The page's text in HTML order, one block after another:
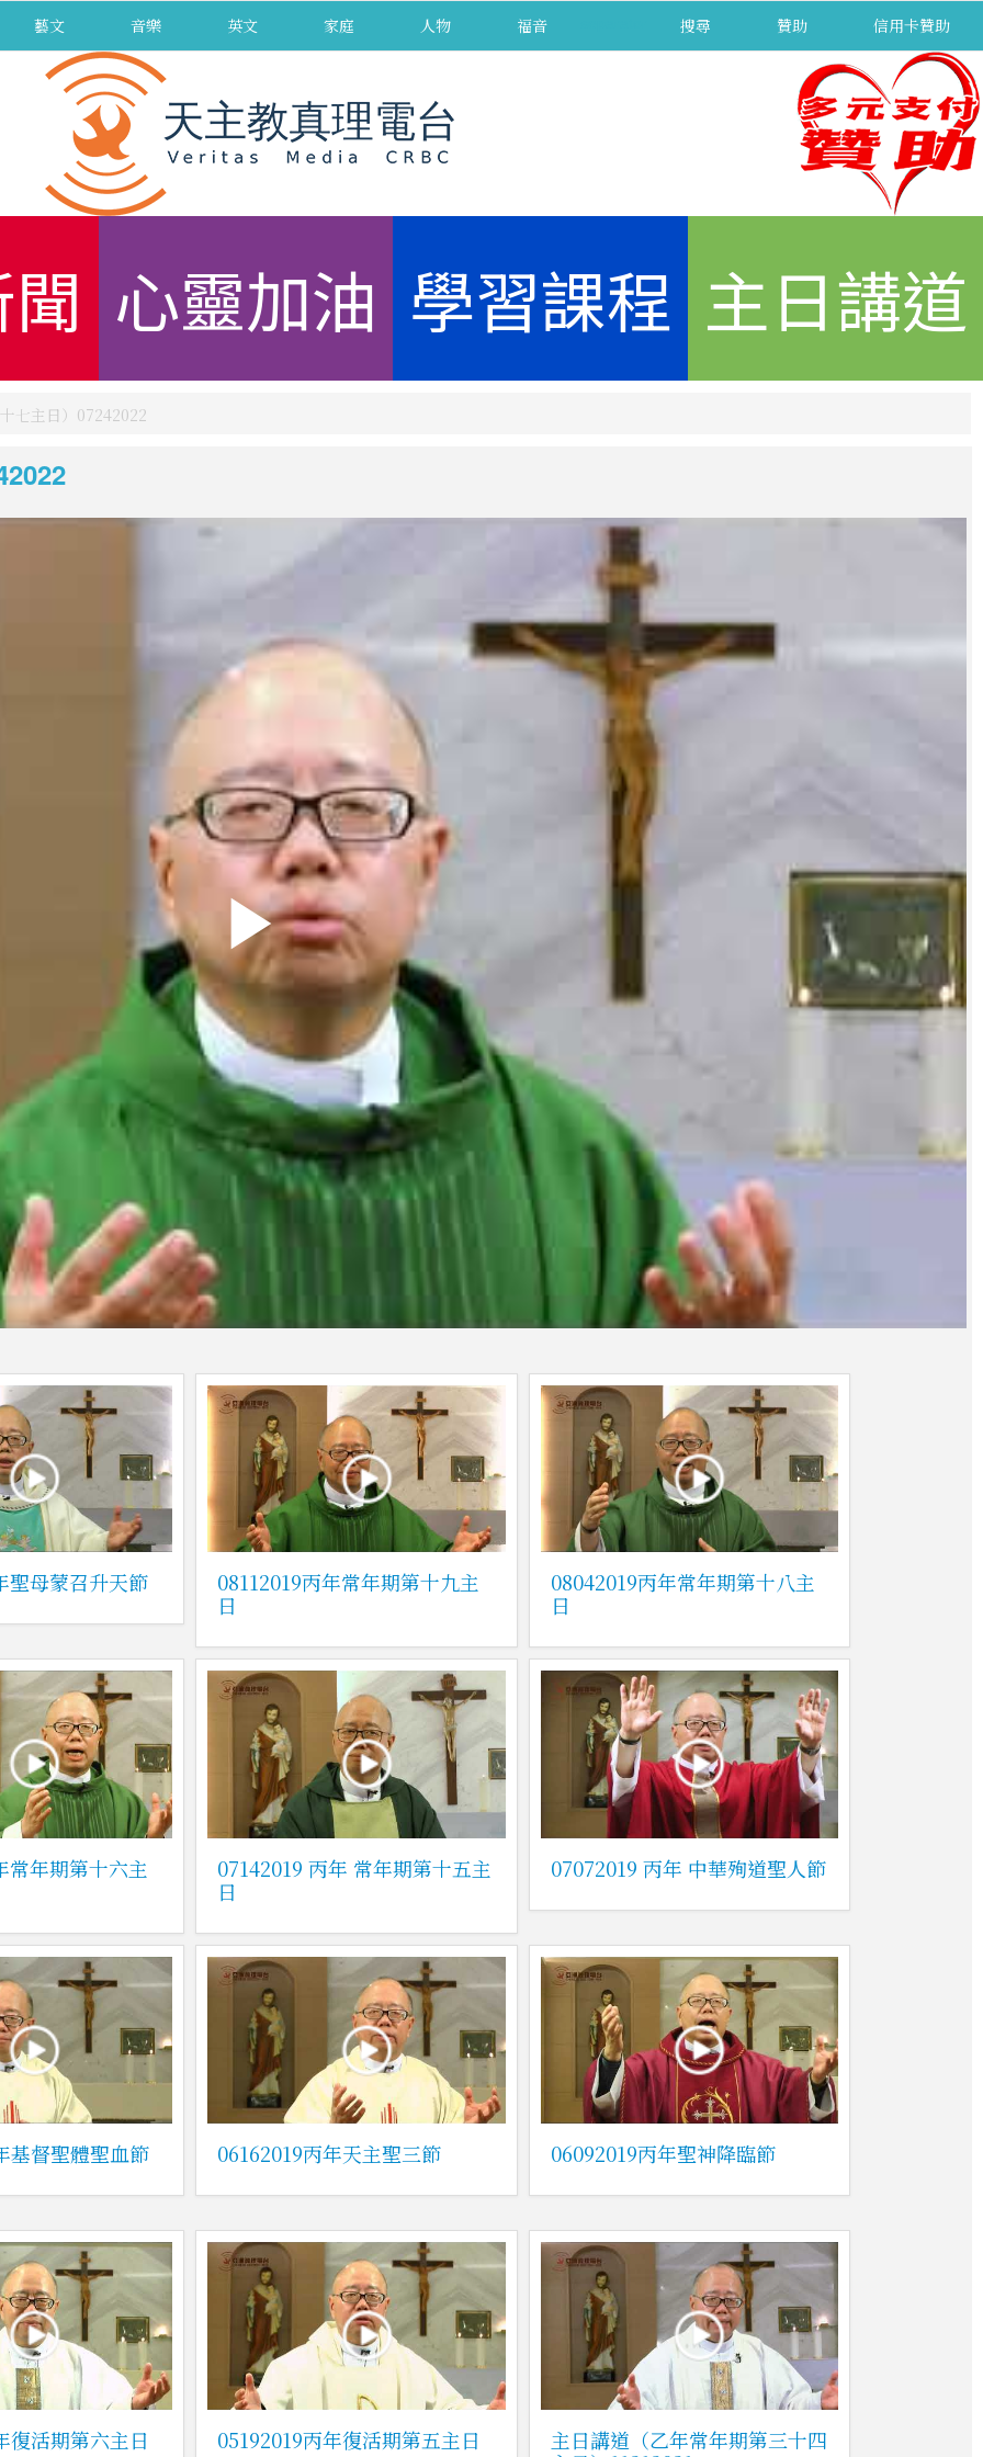
藝文 音樂 英文 家庭 人物 福音 搜尋 贊助 信用卡贊助
心靈加油 學習課程 主日講道
七主日）07242022
聖母蒙召升天節
08112019丙年常年期第十九主
日
08042019丙年常年期第十八主
日
常年期第十六主
07142019 丙年 常年期第十五主
日
07072019 丙年 中華殉道聖人節
基督聖體聖血節 06162019丙年天主聖三節 06092019丙年聖神降臨節
復活期第六主日 05192019丙年復活期第五主日
主日講道（乙年常年期第三十四